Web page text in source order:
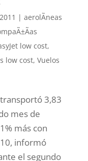
| aerolÃ­neas
low cost,
low cost, Vuelos
3,83
mes de
más con
informó
el segundo